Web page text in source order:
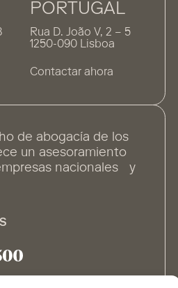
PORTUGAL
Rua D. João V, 2 – 5
1250-090 Lisboa
Contactar ahora
de abogacía de los
un asesoramiento
nacionales y